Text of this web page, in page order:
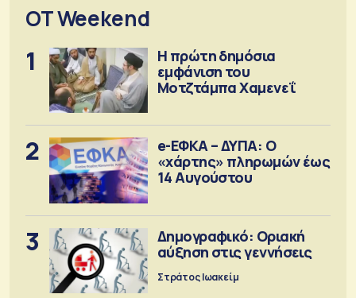
OT Weekend
1
Η πρώτη δημόσια
εμφάνιση του
Μοτζτάμπα Χαμενεΐ
2
e-ΕΦΚΑ – ΔΥΠΑ: Ο
«χάρτης» πληρωμών έως
14 Αυγούστου
3
Δημογραφικό: Οριακή
αύξηση στις γεννήσεις
Στράτος Ιωακείμ